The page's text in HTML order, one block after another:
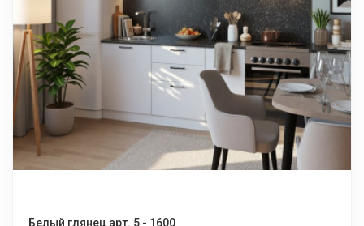
Белый глянец арт. 5 - 1600